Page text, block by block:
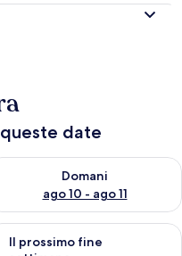
date
ago 9 - ago 10
Domani
ago 10 - ago 11
la disponibilità per
settimana, ago 14 -
Il prossimo fine
la disponibilità per il